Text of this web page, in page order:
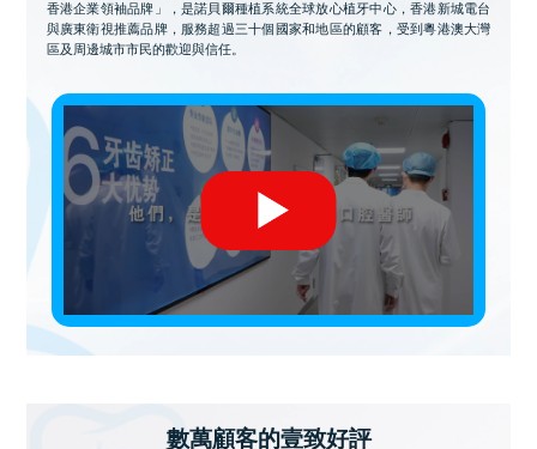
香港企業領袖品牌」，是諾貝爾種植系統全球放心植牙中心，香港新城電台
與廣東衛視推薦品牌，服務超過三十個國家和地區的顧客，受到粵港澳大灣
區及周邊城市市民的歡迎與信任。
數萬顧客的壹致好評